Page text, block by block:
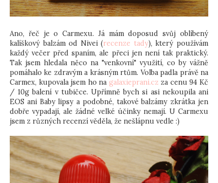
Ano, řeč je o Carmexu. Já mám doposud svůj oblíbený
kalíškový balzám od Nivei (recenze tady), který používám
každý večer před spaním, ale přeci jen není tak praktický.
Tak jsem hledala něco na "venkovní" využití, co by vážně
pomáhalo ke zdravým a krásným rtům. Volba padla právě na
Carmex, kupovala jsem ho na galaxieprani.cz za cenu 94 Kč
/ 10g balení v tubičce. Upřímně bych si asi nekoupila ani
EOS ani Baby lipsy a podobné, takové balzámy zkrátka jen
dobře vypadají, ale žádné velké účinky nemají. U Carmexu
jsem z různých recenzí věděla, že nešlápnu vedle :)